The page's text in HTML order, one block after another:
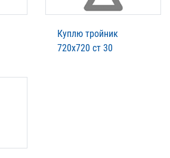
Куплю тройник
720х720 ст 30